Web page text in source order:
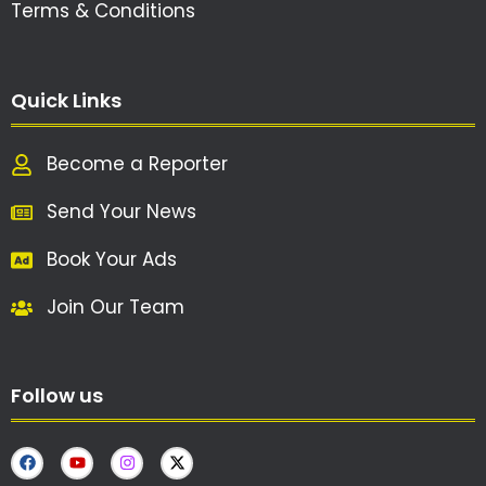
Terms & Conditions
Quick Links
Become a Reporter
Send Your News
Book Your Ads
Join Our Team
Follow us